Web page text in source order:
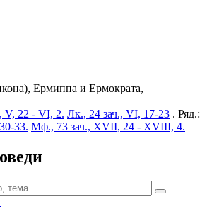
Ермиппа и Ермократа,
V, 22 - VI, 2. Лк., 24 зач., VI, 17-23 . Ряд.:
33. Мф., 73 зач., XVII, 24 - XVIII, 4.